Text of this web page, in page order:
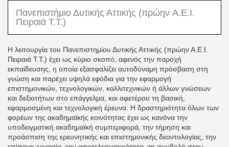
Πανεπιστήμιο Δυτικής Αττικής (πρώην A.Ε.Ι.
Πειραιά Τ.Τ.)
Η λειτουργία του Πανεπιστημίου Δυτικής Αττικής (πρώην Α.Ε.Ι.
Πειραιά Τ.Τ.) έχει ως κύριο σκοπό, αφενός την παροχή
εκπαίδευσης, η οποία εξασφαλίζει αυτοδύναμη πρόσβαση στη
γνώση και παρέχει υψηλά εφόδια για την εφαρμογή
επιστημονικών, τεχνολογικών, καλλιτεχνικών ή άλλων γνώσεων
και δεξιοτήτων στο επάγγελμα, και αφετέρου τη βασική,
εφαρμοσμένη και τεχνολογική έρευνα. Η δραστηριότητα όλων των
φορέων της ακαδημαϊκής κοινότητας έχει ως κανόνα την
υποδειγματική ακαδημαϊκή συμπεριφορά, την τήρηση και
προάσπιση της ερευνητικής και επιστημονικής δεοντολογίας, την